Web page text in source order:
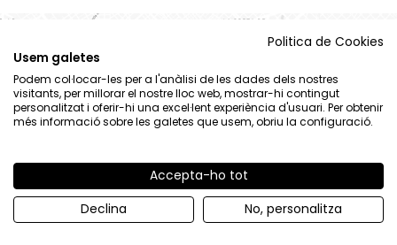
Avís Legal Política de privacitat | Política de cookies
By 100x100.net
Politica de Cookies
Usem galetes
Podem col·locar-les per a l'anàlisi de les dades dels nostres
visitants, per millorar el nostre lloc web, mostrar-hi contingut
personalitzat i oferir-hi una excel·lent experiència d'usuari. Per obtenir
més informació sobre les galetes que usem, obriu la configuració.
Accepta-ho tot
Declina
No, personalitza